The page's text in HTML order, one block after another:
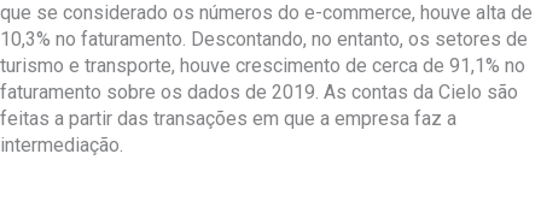
que se considerado os números do e-commerce, houve alta de
10,3% no faturamento. Descontando, no entanto, os setores de
turismo e transporte, houve crescimento de cerca de 91,1% no
faturamento sobre os dados de 2019. As contas da Cielo são
feitas a partir das transações em que a empresa faz a
intermediação.